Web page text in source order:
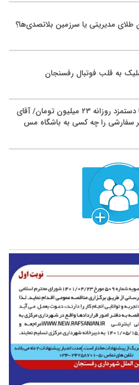
مدیریتی یا سرزمین بلاتصدی‌ها؟
شلیک به قلب فوتبال رفسنجان
مدیر غیربومی با دستمزد روزانه ۲۳ میلیون تومان/ آقای
سفارشی را چه کسی به باشگاه مس